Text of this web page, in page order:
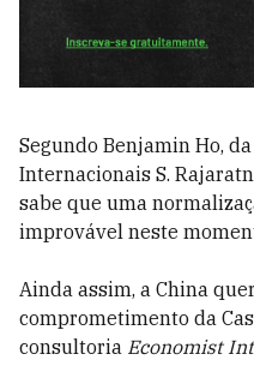
Segundo Benjamin Ho,
Internacionais S.
sabe que uma
improvável neste
Ainda assim, a China
comprometimento da
consultoria Economist